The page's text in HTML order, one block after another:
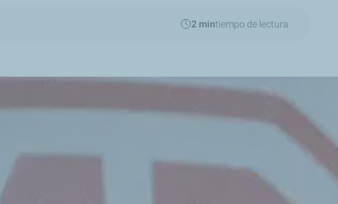
2 mintiempo de lectura